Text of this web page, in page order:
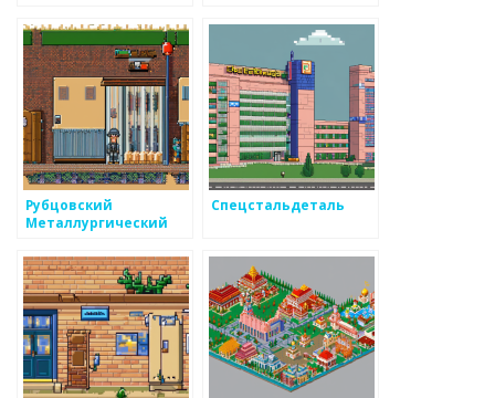
Рубцовский
Металлургический
Спецстальдеталь